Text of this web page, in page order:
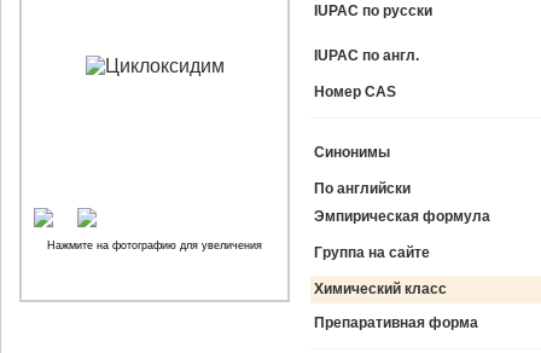
IUPAC по русски
IUPAC по англ.
Номер CAS
Синонимы
По английски
Эмпирическая формула
Группа на сайте
Химический класс
Препаративная форма
Нажмите на фотографию для увеличения